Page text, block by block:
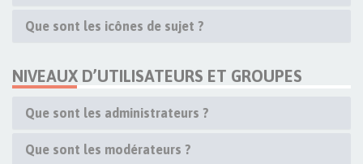
Que sont les icônes de sujet ?
NIVEAUX D’UTILISATEURS ET GROUPES
Que sont les administrateurs ?
Que sont les modérateurs ?